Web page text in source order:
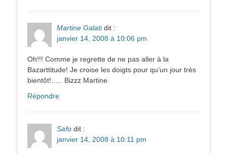
Martine Galati dit :
janvier 14, 2008 à 10:06 pm
Oh!!! Comme je regrette de ne pas aller à la
Bazarttitude! Je croise les doigts pour qu’un jour très
bientôt!….. Bizzz Martine
Répondre
Safo dit :
janvier 14, 2008 à 10:11 pm